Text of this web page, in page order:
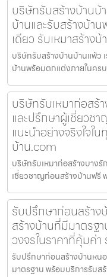
บริษัทรับสร้างบ้านบ้
บ้านและรับสร้างบ้า
เดียว รับเหมาสร้าง
บริษัทรับสร้างบ้านบ้านแพ้ว
บ้านพร้อมตกแต่งภายในคร
บริษัทรับเหมาก่อสร้
และปรึกษาผู้เชี่ยวช
แนะนำอย่างจริงใจใ
บ้าน.com
บริษัทรับเหมาก่อสร้างบาง
เชี่ยวชาญก่อนสร้างบ้านฟรี
รับปรึกษาก่อนสร้าง
สร้างบ้านที่มีมาตรฐ
วงจรในราคาที่คุ้มค่
รับปรึกษาก่อนสร้างบ้านหน
มาตรฐาน พร้อมบริการรับส